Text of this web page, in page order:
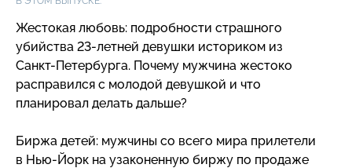
Жестокая любовь: подробности страшного
убийства 23-летней девушки историком из
Санкт-Петербурга. Почему мужчина жестоко
расправился с молодой девушкой и что
планировал делать дальше?
Биржа детей: мужчины со всего мира прилетели
в Нью-Йорк на узаконенную биржу по продаже